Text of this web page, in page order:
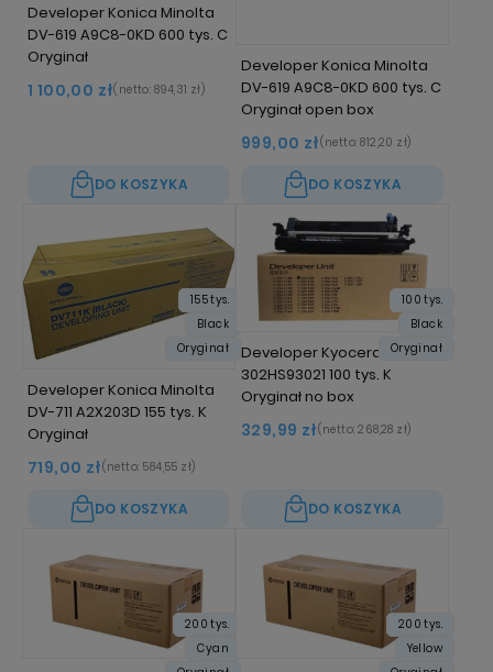
Developer Konica Minolta
DV-619 A9C8-0KD 600 tys. C
Oryginał
1 100,00 zł(netto: 894,31 zł)
DO KOSZYKA
Developer Konica Minolta
DV-619 A9C8-0KD 600 tys. C
Oryginał open box
999,00 zł(netto: 812,20 zł)
DO KOSZYKA
Developer Konica Minolta
DV-711 A2X203D 155 tys. K
Oryginał
719,00 zł(netto: 584,55 zł)
DO KOSZYKA
155 tys.
Black
Oryginał
Developer Kyocera DV-130
302HS93021 100 tys. K
Oryginał no box
329,99 zł(netto: 268,28 zł)
DO KOSZYKA
100 tys.
Black
Oryginał
200 tys.
Cyan
200 tys.
Yellow